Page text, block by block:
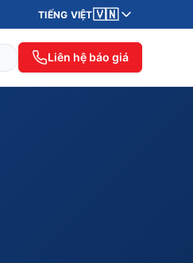
TIẾNG VIỆT🇻🇳
Liên hệ báo giá